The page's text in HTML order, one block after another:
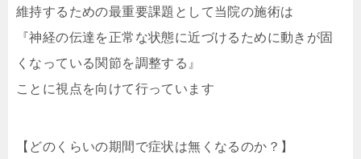
維持するための最重要課題として当院の施術は
『神経の伝達を正常な状態に近づけるために動きが固
くなっている関節を調整する』
ことに視点を向けて行っています
【どのくらいの期間で症状は無くなるのか？】